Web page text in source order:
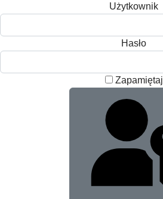
Użytkownik
Hasło
Zapamiętaj